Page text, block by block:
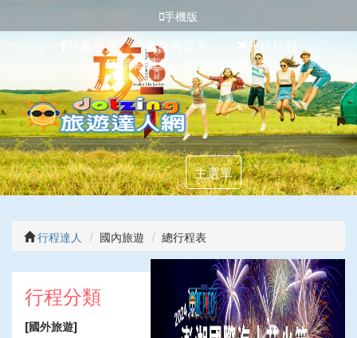
手機版
臉書登入 會員登入
代排行程
填寫匯款
主選單
行程達人 國內旅遊 總行程表
行程分類
[國外旅遊]
張
下
一
張